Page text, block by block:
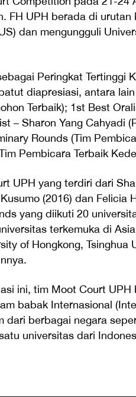
FH UPH berada di
dan mengungguli
Peringkat Tertinggi
diapresiasi, antara
Terbaik); 1st Best
– Sharon Yang Cahyadi
Rounds (Tim
Pembicara Terbaik
UPH yang terdiri dari
(2016) dan Felicia
yang diikuti 20
terkemuka di
of Hongkong,
ini, tim Moot Court
babak Internasional
dari berbagai negara
universitas dari